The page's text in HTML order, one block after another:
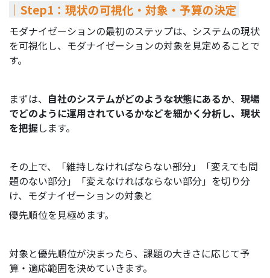
｜Step1： 現状の可視化・対象・予算の決定
モダナイゼーションの最初のステップは、システムの現状
を可視化し、モダナイゼーションの対象を見定めることで
す。
まずは、 自社のシステムがどのような状態にあるか、 現場
でどのように運用されているかなどを細かく分析し、現状
を把握します。
その上で、「維持しなければならない部分」「変えても問
題のない部分」「変えなければならない部分」を切り分
け、モダナイゼーションの対象と
優先順位を見極めます。
対象と優先順位が決まったら、課題の大きさに応じて予
算・適応範囲を決めていきます。